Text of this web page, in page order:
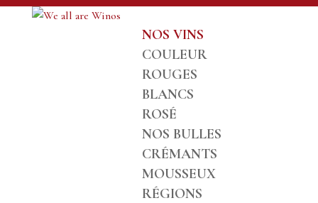
NOS VINS
COULEUR
ROUGES
BLANCS
ROSÉ
NOS BULLES
CRÉMANTS
MOUSSEUX
RÉGIONS